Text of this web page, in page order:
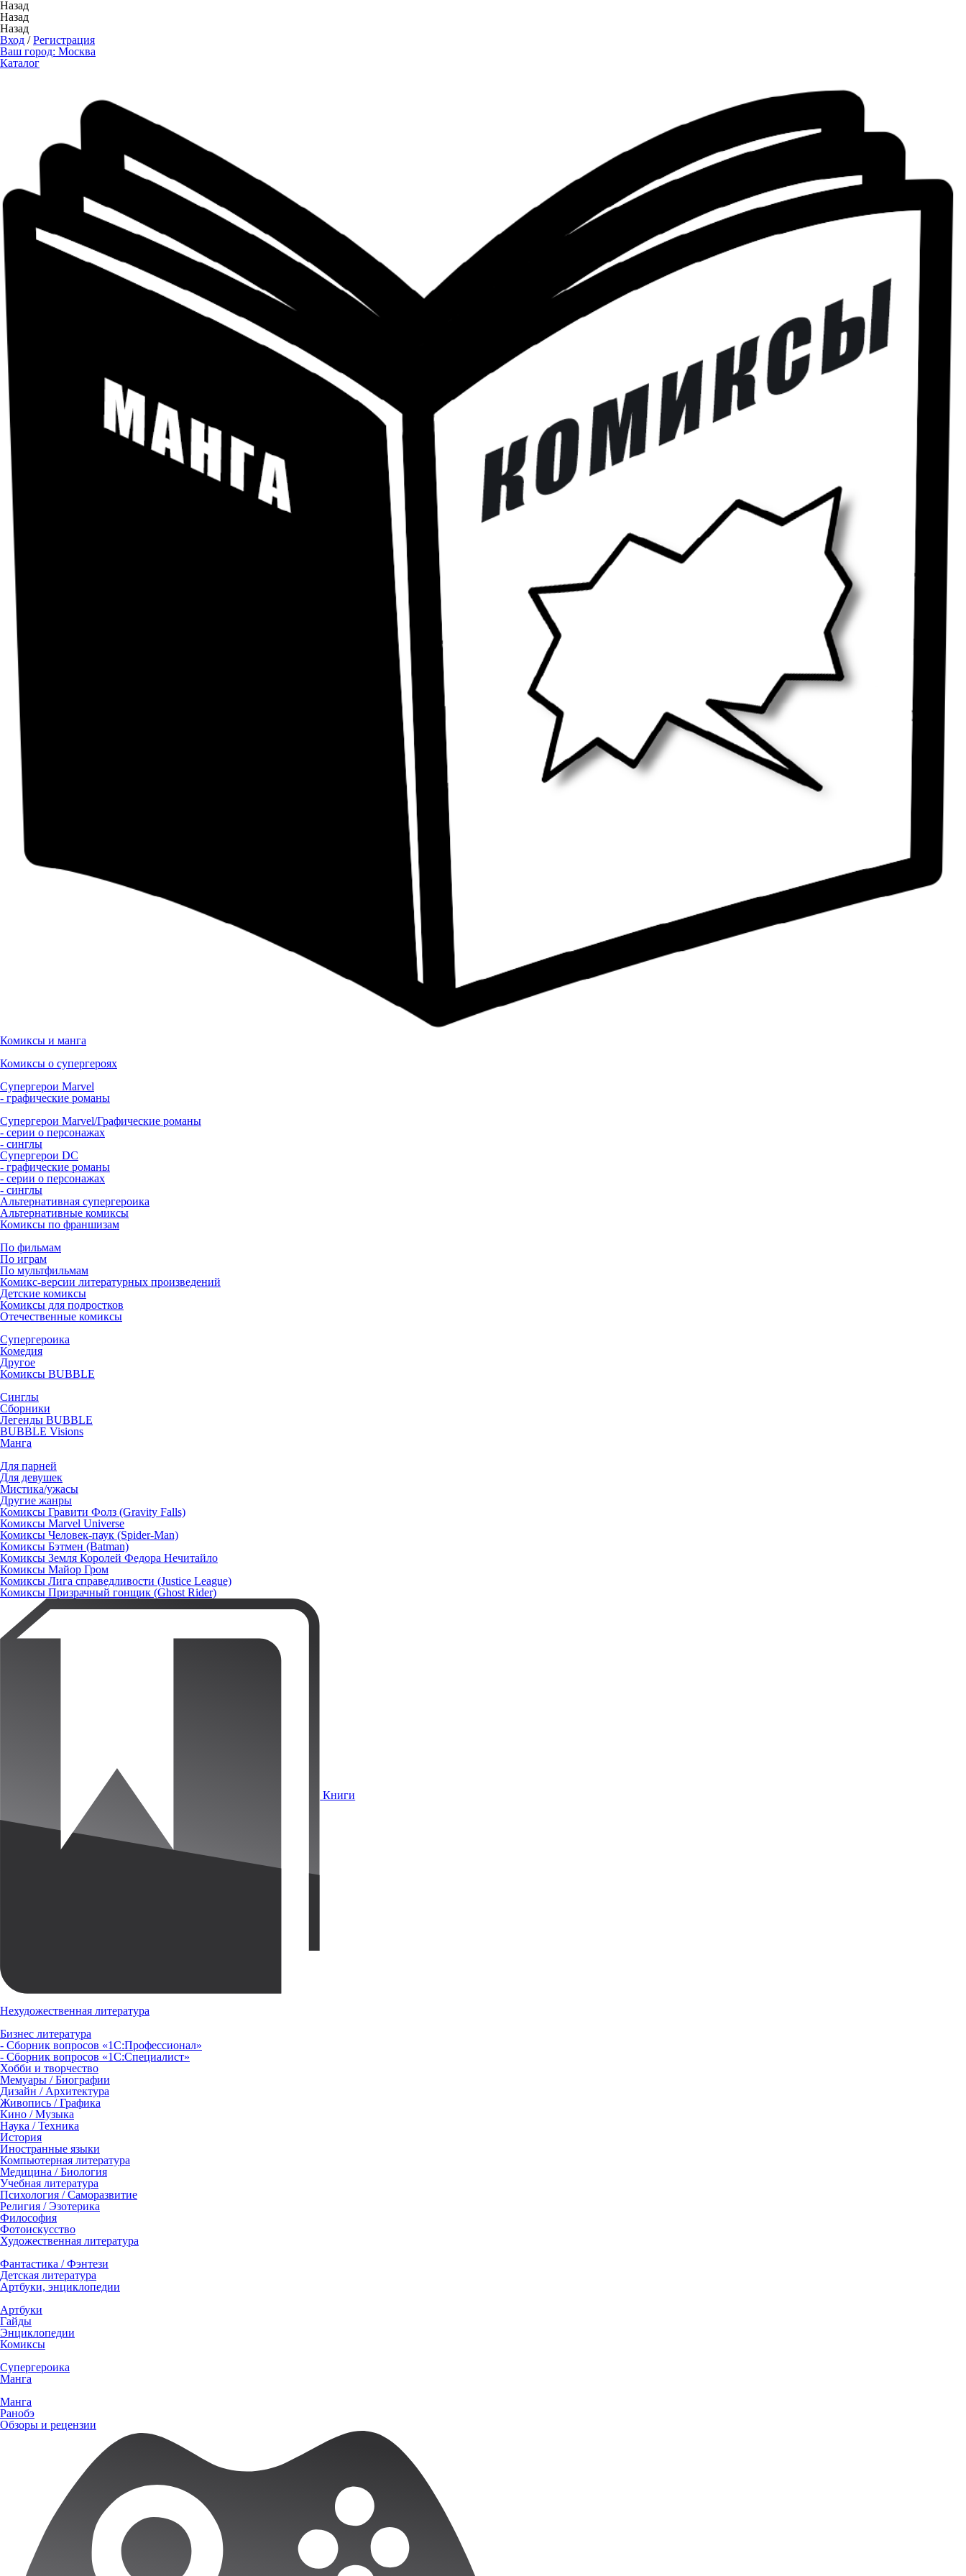
Назад
Назад
Назад
Вход /Регистрация
Ваш город: Москва
Каталог
Комиксы и манга
Комиксы о супергероях
Супергерои Marvel
- графические романы
Супергерои Marvel/Графические романы
- серии о персонажах
- синглы
Супергерои DC
- графические романы
- серии о персонажах
- синглы
Альтернативная супергероика
Альтернативные комиксы
Комиксы по франшизам
По фильмам
По играм
По мультфильмам
Комикс-версии литературных произведений
Детские комиксы
Комиксы для подростков
Отечественные комиксы
Супергероика
Комедия
Другое
Комиксы BUBBLE
Синглы
Сборники
Легенды BUBBLE
BUBBLE Visions
Манга
Для парней
Для девушек
Мистика/ужасы
Другие жанры
Комиксы Гравити Фолз (Gravity Falls)
Комиксы Marvel Universe
Комиксы Человек-паук (Spider-Man)
Комиксы Бэтмен (Batman)
Комиксы Земля Королей Федора Нечитайло
Комиксы Майор Гром
Комиксы Лига справедливости (Justice League)
Комиксы Призрачный гонщик (Ghost Rider)
Книги
Нехудожественная литература
Бизнес литература
- Сборник вопросов «1С:Профессионал»
- Сборник вопросов «1С:Специалист»
Хобби и творчество
Мемуары / Биографии
Дизайн / Архитектура
Живопись / Графика
Кино / Музыка
Наука / Техника
История
Иностранные языки
Компьютерная литература
Медицина / Биология
Учебная литература
Психология / Саморазвитие
Религия / Эзотерика
Философия
Фотоискусство
Художественная литература
Фантастика / Фэнтези
Детская литература
Артбуки, энциклопедии
Артбуки
Гайды
Энциклопедии
Комиксы
Супергероика
Манга
Манга
Ранобэ
Обзоры и рецензии